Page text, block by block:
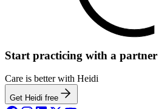
Start practicing with a partner
Care is better with Heidi
Get Heidi free